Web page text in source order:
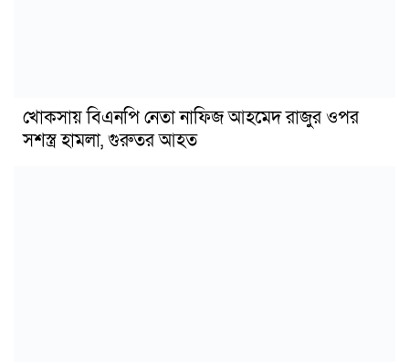
খোকসায় বিএনপি নেতা নাফিজ আহমেদ রাজুর ওপর
সশস্ত্র হামলা, গুরুতর আহত